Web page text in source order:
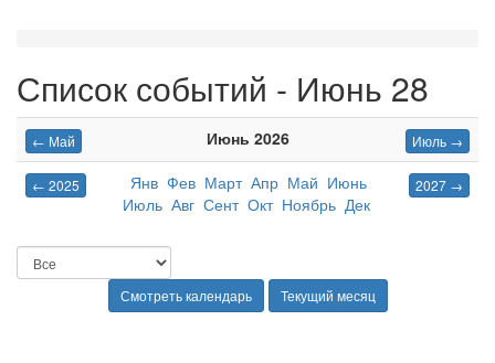
Список событий - Июнь 28
← Май Июнь 2026 Июль →
← 2025 Янв Фев Март Апр Май Июнь
Июль Авг Сент Окт Ноябрь Дек
2027 →